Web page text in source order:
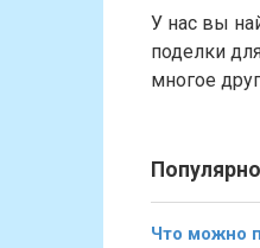
У нас вы
поделки
многое
Что можно